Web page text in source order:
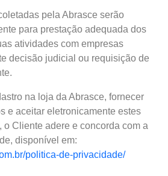
pela Abrasce serão
para prestação adequada dos
atividades com empresas
decisão judicial ou requisição de
na loja da Abrasce, fornecer
e aceitar eletronicamente estes
o Cliente adere e concorda com a
disponível em:
politica-de-privacidade/